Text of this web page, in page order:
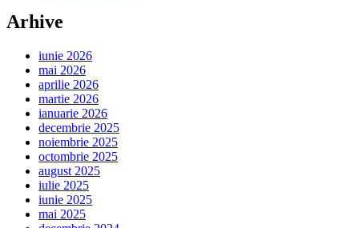
Arhive
iunie 2026
mai 2026
aprilie 2026
martie 2026
ianuarie 2026
decembrie 2025
noiembrie 2025
octombrie 2025
august 2025
iulie 2025
iunie 2025
mai 2025